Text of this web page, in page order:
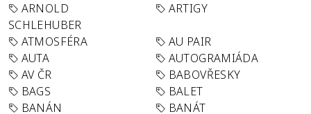
ARNOLD
SCHLEHUBER
ARTIGY
ATMOSFÉRA
AU PAIR
AUTA
AUTOGRAMIÁDA
AV ČR
BABOVŘESKY
BAGS
BALET
BANÁN
BANÁT